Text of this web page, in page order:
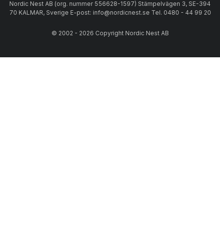
Nordic Nest AB (org. nummer 556628-1597) Stämpelvägen 3, SE-394
70 KALMAR, Sverige E-post: info@nordicnest.se Tel. 0480 - 44 99 20
© 2002 - 2026 Copyright Nordic Nest AB